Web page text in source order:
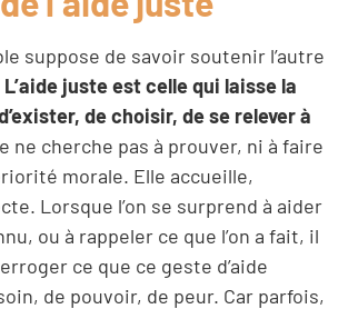
suppose de savoir soutenir l’autre
L’aide juste est celle qui laisse la
de choisir, de se relever à
ne cherche pas à prouver, ni à faire
morale. Elle accueille,
Lorsque l’on se surprend à aider
ou à rappeler ce que l’on a fait, il
ce que ce geste d’aide
de pouvoir, de peur. Car parfois,